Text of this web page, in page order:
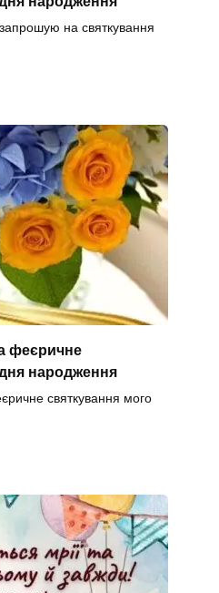
на святкування
феєричне
народження
святкування мого